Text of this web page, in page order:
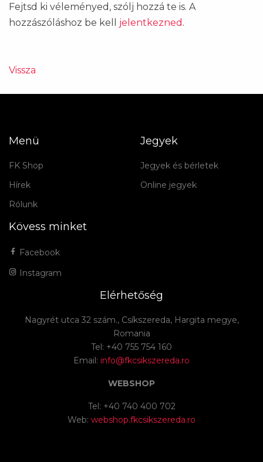
Fejtsd ki véleményed, szólj hozzá te is. A
hozzászóláshoz be kell jelentkezned .
Vissza
Menü
FK Shop
Hírek
Rólunk
Jegyek
Jegyek és bérletek
Online jegyek
Kövess minket
Facebook
Instagram
Elérhetőség
Nagyrét utca 32 szám., Csíkszereda, Hargita megye,
Romania
Tel: +40 755 754 160
Email: info@fkcsikszereda.ro
WEBSHOP
Tel: +40 740 400 702
Web: webshop.fkcsikszereda.ro